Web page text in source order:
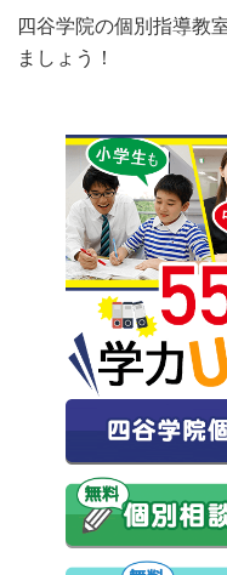
四谷学院の個別指導教
ましょう！